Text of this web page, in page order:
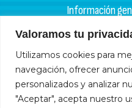
Valoramos tu
Utilizamos cookies para
navegación, ofrecer
personalizados y analizar
"Aceptar", acepta nuestro
Información
PQR:
Miércoles y
Lunes, martes, jueves y